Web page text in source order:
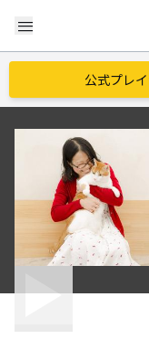
menu
公式プレ